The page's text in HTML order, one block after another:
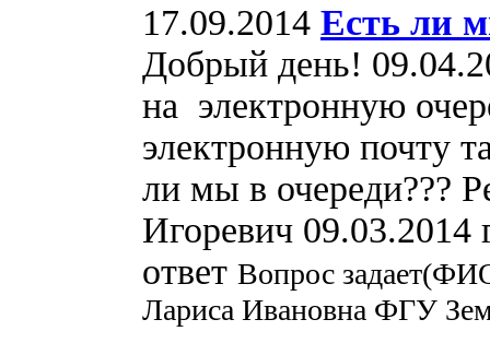
17.09.2014 Есть ли
Добрый день!
на электронную
электронную почту
ли мы в очереди???
Игоревич 09.03.2014
ответ Вопрос
Лариса Ивановна ФГУ